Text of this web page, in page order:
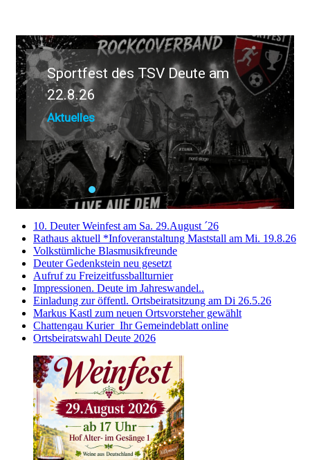
Sportfest des TSV Deute am
22.8.26
Aktuelles
10. Deuter Weinfest am Sa. 29.August ´26
Rathaus aktuell *Infoveranstaltung Maststall am Mi. 19.8.26
Volkstümliche Blasmusikfreunde
Deuter Gedenkstein neu gesetzt
Aufruf zu Freizeitfussballturnier
Impressionen. Deute im Jahreswandel..
Einladung zur öffentl. Ortsbeiratsitzung am Di 26.5.26
Markus Kastl zum neuen Ortsvorsteher gewählt
Chattengau Kurier_Ihr Gemeindeblatt online
Ortsbeiratswahl Deute 2026